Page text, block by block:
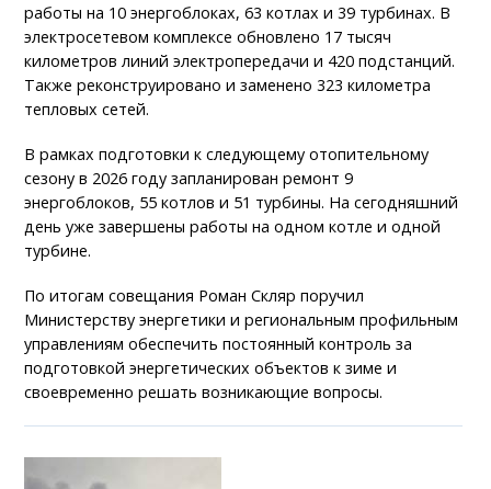
работы на 10 энергоблоках, 63 котлах и 39 турбинах. В
электросетевом комплексе обновлено 17 тысяч
километров линий электропередачи и 420 подстанций.
Также реконструировано и заменено 323 километра
тепловых сетей.
В рамках подготовки к следующему отопительному
сезону в 2026 году запланирован ремонт 9
энергоблоков, 55 котлов и 51 турбины. На сегодняшний
день уже завершены работы на одном котле и одной
турбине.
По итогам совещания Роман Скляр поручил
Министерству энергетики и региональным профильным
управлениям обеспечить постоянный контроль за
подготовкой энергетических объектов к зиме и
своевременно решать возникающие вопросы.